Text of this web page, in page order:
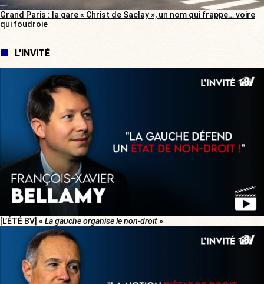
Grand Paris : la gare « Christ de Saclay », un nom qui frappe… voire
qui foudroie
L'INVITÉ
[L’ÉTÉ BV] « La gauche organise le non-droit»